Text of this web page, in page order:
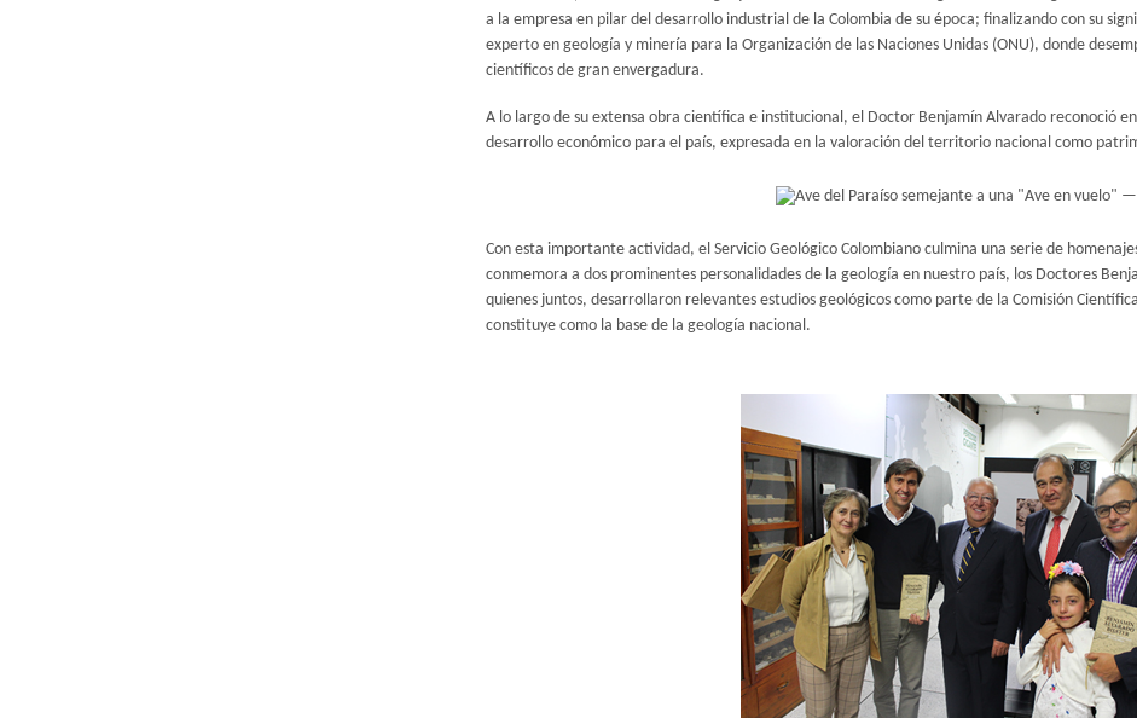
a la empresa en pilar del desarrollo industrial de la Colombia de su época; finalizando con su
experto en geología y minería para la Organización de las Naciones Unidas (ONU), donde
científicos de gran envergadura.
A lo largo de su extensa obra científica e institucional, el Doctor Benjamín Alvarado reconoció
desarrollo económico para el país, expresada en la valoración del territorio nacional como
Con esta importante actividad, el Servicio Geológico Colombiano culmina una serie de
conmemora a dos prominentes personalidades de la geología en nuestro país, los Doctores
quienes juntos, desarrollaron relevantes estudios geológicos como parte de la Comisión
constituye como la base de la geología nacional.